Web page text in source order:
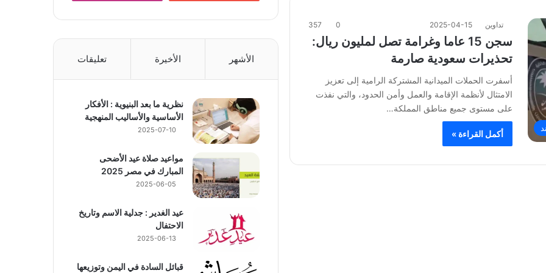
تداوين 2025-04-15
0
357
سجن 15 عاما وغرامة تصل لمليون ريال:
تحذيرات سعودية صارمة
أسفرت الحملات الميدانية المشتركة الرامية إلى تعزيز
الامتثال لأنظمة الإقامة والعمل وأمن الحدود، والتي نفذت
على مستوى جميع مناطق المملكة…
أكمل القراءة »
الأشهر الأخيرة تعليقات
نظرية ما بعد البنيوية : الأفكار
الأساسية والأساليب المنهجية
2025-07-10
مواعيد صلاة عيد الأضحى
المبارك في مصر 2025
2025-06-05
عيد الغدير : جدلية الاسم وتاريخ
الاحتفال
2025-06-13
قبائل السادة في اليمن وتوزيعها